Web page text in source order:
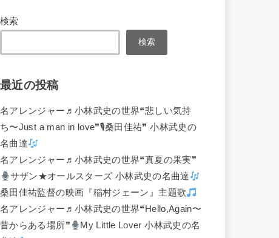
検索
検索
最近の投稿
名アレンジャー♬ 小林武史の世界❝悲しい気持
ち〜Just a man in love❞🎙桑田佳祐❞ 小林武史の
名曲達
名アレンジャー♬ 小林武史の世界❝真夏の果実❞
サザン★オールスターズ 小林武史の名曲達
桑田佳祐監督の映画『稲村ジェーン』主題歌
名アレンジャー♬ 小林武史の世界❝Hello,Again〜
昔からある場所❞
My Little Lover 小林武史の名